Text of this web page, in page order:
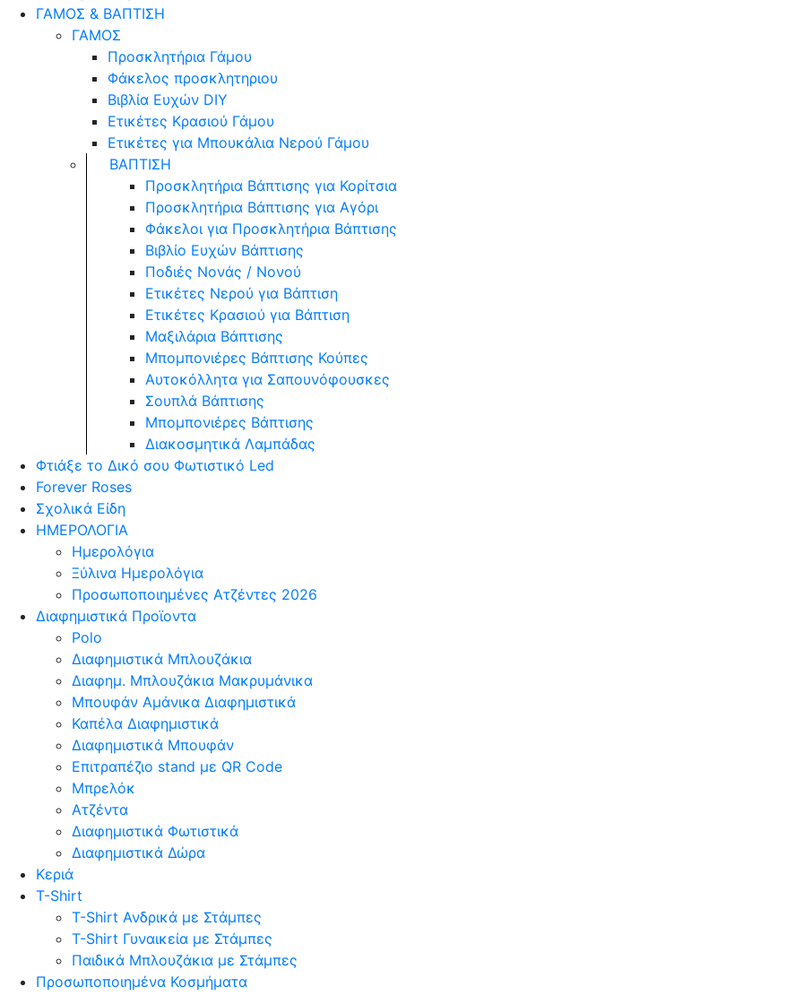
ΓΑΜΟΣ & ΒΑΠΤΙΣΗ
ΓΑΜΟΣ
Προσκλητήρια Γάμου
Φάκελος προσκλητηριου
Βιβλία Ευχών DIY
Ετικέτες Κρασιού Γάμου
Ετικέτες για Μπουκάλια Νερού Γάμου
ΒΑΠΤΙΣΗ
Προσκλητήρια Βάπτισης για Κορίτσια
Προσκλητήρια Βάπτισης για Αγόρι
Φάκελοι για Προσκλητήρια Βάπτισης
Βιβλίο Ευχών Βάπτισης
Ποδιές Νονάς / Νονού
Ετικέτες Νερού για Βάπτιση
Ετικέτες Κρασιού για Βάπτιση
Μαξιλάρια Βάπτισης
Μπομπονιέρες Βάπτισης Κούπες
Αυτοκόλλητα για Σαπουνόφουσκες
Σουπλά Βάπτισης
Μπομπονιέρες Βάπτισης
Διακοσμητικά Λαμπάδας
Φτιάξε το Δικό σου Φωτιστικό Led
Forever Roses
Σχολικά Είδη
ΗΜΕΡΟΛΟΓΙΑ
Ημερολόγια
Ξύλινα Ημερολόγια
Προσωποποιημένες Ατζέντες 2026
Διαφημιστικά Προϊοντα
Polo
Διαφημιστικά Μπλουζάκια
Διαφημ. Μπλουζάκια Μακρυμάνικα
Μπουφάν Αμάνικα Διαφημιστικά
Καπέλα Διαφημιστικά
Διαφημιστικά Μπουφάν
Επιτραπέζιο stand με QR Code
Μπρελόκ
Ατζέντα
Διαφημιστικά Φωτιστικά
Διαφημιστικά Δώρα
Κεριά
T-Shirt
T-Shirt Ανδρικά με Στάμπες
T-Shirt Γυναικεία με Στάμπες
Παιδικά Μπλουζάκια με Στάμπες
Προσωποποιημένα Κοσμήματα